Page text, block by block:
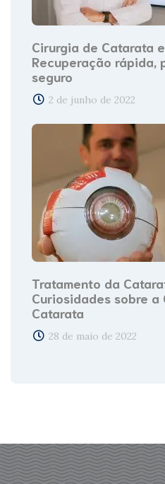
Cirurgia de Catarata
Recuperação rápida,
seguro
2 de junho de 2022
Tratamento da
Curiosidades sobre a
Catarata
28 de maio de 2022